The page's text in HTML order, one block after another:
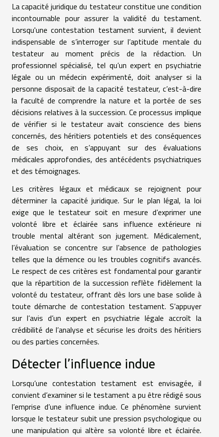
La capacité juridique du testateur constitue une condition
incontournable pour assurer la validité du testament.
Lorsqu'une contestation testament survient, il devient
indispensable de s’interroger sur l’aptitude mentale du
testateur au moment précis de la rédaction. Un
professionnel spécialisé, tel qu’un expert en psychiatrie
légale ou un médecin expérimenté, doit analyser si la
personne disposait de la capacité testateur, c’est-à-dire
la faculté de comprendre la nature et la portée de ses
décisions relatives à la succession. Ce processus implique
de vérifier si le testateur avait conscience des biens
concernés, des héritiers potentiels et des conséquences
de ses choix, en s’appuyant sur des évaluations
médicales approfondies, des antécédents psychiatriques
et des témoignages.
Les critères légaux et médicaux se rejoignent pour
déterminer la capacité juridique. Sur le plan légal, la loi
exige que le testateur soit en mesure d’exprimer une
volonté libre et éclairée sans influence extérieure ni
trouble mental altérant son jugement. Médicalement,
l’évaluation se concentre sur l’absence de pathologies
telles que la démence ou les troubles cognitifs avancés.
Le respect de ces critères est fondamental pour garantir
que la répartition de la succession reflète fidèlement la
volonté du testateur, offrant dès lors une base solide à
toute démarche de contestation testament. S’appuyer
sur l’avis d’un expert en psychiatrie légale accroît la
crédibilité de l’analyse et sécurise les droits des héritiers
ou des parties concernées.
Détecter l’influence indue
Lorsqu’une contestation testament est envisagée, il
convient d’examiner si le testament a pu être rédigé sous
l’emprise d’une influence indue. Ce phénomène survient
lorsque le testateur subit une pression psychologique ou
une manipulation qui altère sa volonté libre et éclairée.